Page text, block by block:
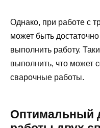
Однако, при работе с
может быть
выполнить работу.
выполнить, что может
сварочные работы.
Оптимальный